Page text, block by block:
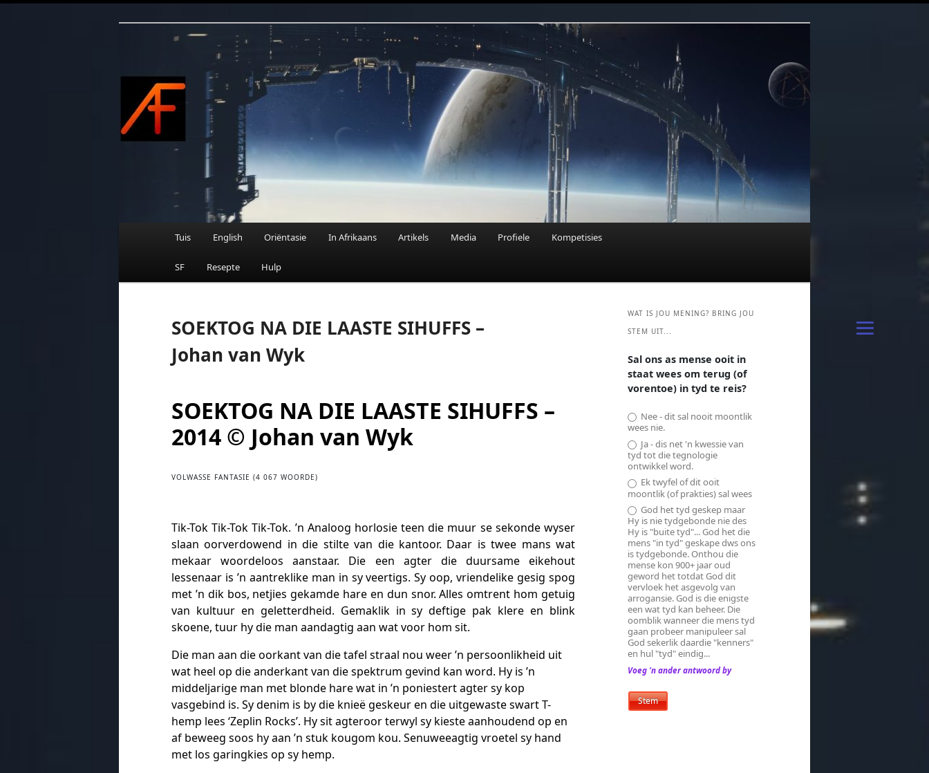
AFRIFIKSIE
Afrikaanse Wetenskapfiksie en Fantasie
Tuis English Oriëntasie In Afrikaans Artikels Media Profiele Kompetisies
SF Resepte Hulp
SOEKTOG NA DIE LAASTE SIHUFFS –
Johan van Wyk
SOEKTOG NA DIE LAASTE SIHUFFS –
2014 © Johan van Wyk
VOLWASSE FANTASIE (4 067 WOORDE)
Tik-Tok Tik-Tok Tik-Tok. ’n Analoog horlosie teen die muur se sekonde wyser
slaan oorverdowend in die stilte van die kantoor. Daar is twee mans wat
mekaar woordeloos aanstaar. Die een agter die duursame eikehout
lessenaar is ’n aantreklike man in sy veertigs. Sy oop, vriendelike gesig spog
met ’n dik bos, netjies gekamde hare en dun snor. Alles omtrent hom getuig
van kultuur en geletterdheid. Gemaklik in sy deftige pak klere en blink
skoene, tuur hy die man aandagtig aan wat voor hom sit.
Die man aan die oorkant van die tafel straal nou weer ’n persoonlikheid uit
wat heel op die anderkant van die spektrum gevind kan word. Hy is ’n
middeljarige man met blonde hare wat in ’n poniestert agter sy kop
vasgebind is. Sy denim is by die knieë geskeur en die uitgewaste swart T-
hemp lees ‘Zeplin Rocks’. Hy sit agteroor terwyl sy kieste aanhoudend op en
af beweeg soos hy aan ’n stuk kougom kou. Senuweeagtig vroetel sy hand
met los garingkies op sy hemp.
WAT IS JOU MENING? BRING JOU
STEM UIT...
Sal ons as mense ooit in
staat wees om terug (of
vorentoe) in tyd te reis?
Nee - dit sal nooit moontlik
wees nie.
Ja - dis net 'n kwessie van
tyd tot die tegnologie
ontwikkel word.
Ek twyfel of dit ooit
moontlik (of prakties) sal wees
God het tyd geskep maar
Hy is nie tydgebonde nie des
Hy is "buite tyd"... God het die
mens "in tyd" geskape dws ons
is tydgebonde. Onthou die
mense kon 900+ jaar oud
geword het totdat God dit
vervloek het asgevolg van
arrogansie. God is die enigste
een wat tyd kan beheer. Die
oomblik wanneer die mens tyd
gaan probeer manipuleer sal
God sekerlik daardie "kenners"
en hul "tyd" eindig...
Voeg 'n ander antwoord by